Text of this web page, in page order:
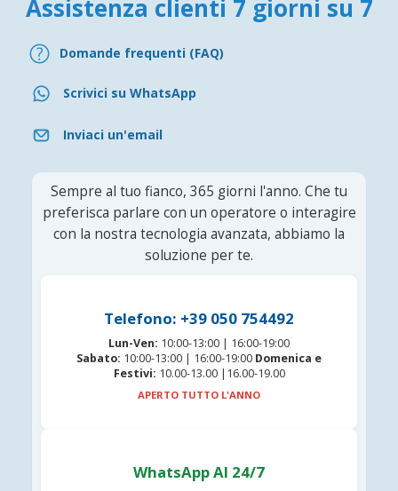
Assistenza clienti 7 giorni su 7
Domande frequenti (FAQ)
Scrivici su WhatsApp
Inviaci un'email
Sempre al tuo fianco, 365 giorni l'anno. Che tu
preferisca parlare con un operatore o interagire
con la nostra tecnologia avanzata, abbiamo la
soluzione per te.
Telefono: +39 050 754492
Lun-Ven: 10:00-13:00 | 16:00-19:00
Sabato: 10:00-13:00 | 16:00-19:00 Domenica e
Festivi: 10.00-13.00 |16.00-19.00
APERTO TUTTO L'ANNO
WhatsApp AI 24/7